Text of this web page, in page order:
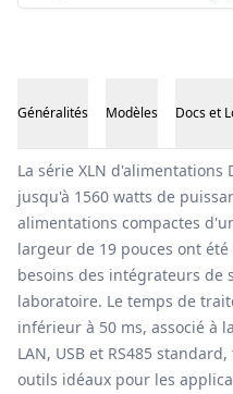
Généralités Modèles Docs et
Généralités
La série XLN
jusqu'à 1560 watts de
alimentations compactes
largeur de 19 pouces ont
besoins des intégrateurs de
laboratoire. Le temps de
inférieur à 50 ms, associé à
LAN, USB et RS485
outils idéaux pour les